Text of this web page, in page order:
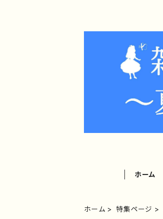
ホーム
ホーム 特集ページ